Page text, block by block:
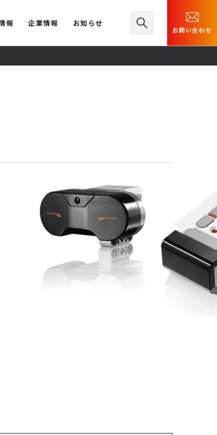
報 企業情報 お知らせ
お問い合わせ